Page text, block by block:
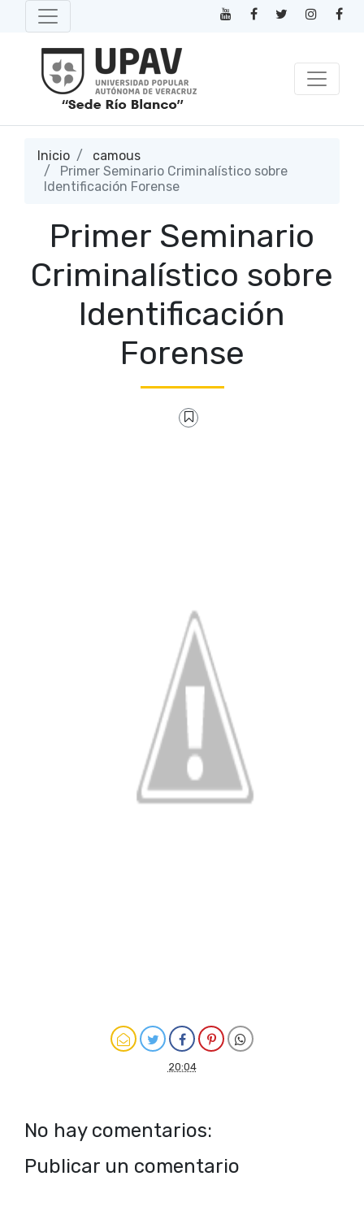
Inicio
camous
Primer Seminario Criminalístico sobre
Identificación Forense
Primer Seminario
Criminalístico sobre
Identificación
Forense
20:04
No hay comentarios:
Publicar un comentario